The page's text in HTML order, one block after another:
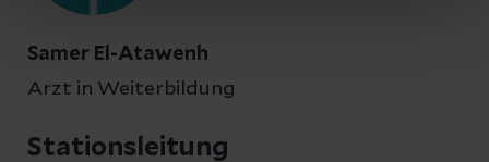
Samer El-Atawenh
Arzt in Weiterbildung
Stationsleitung